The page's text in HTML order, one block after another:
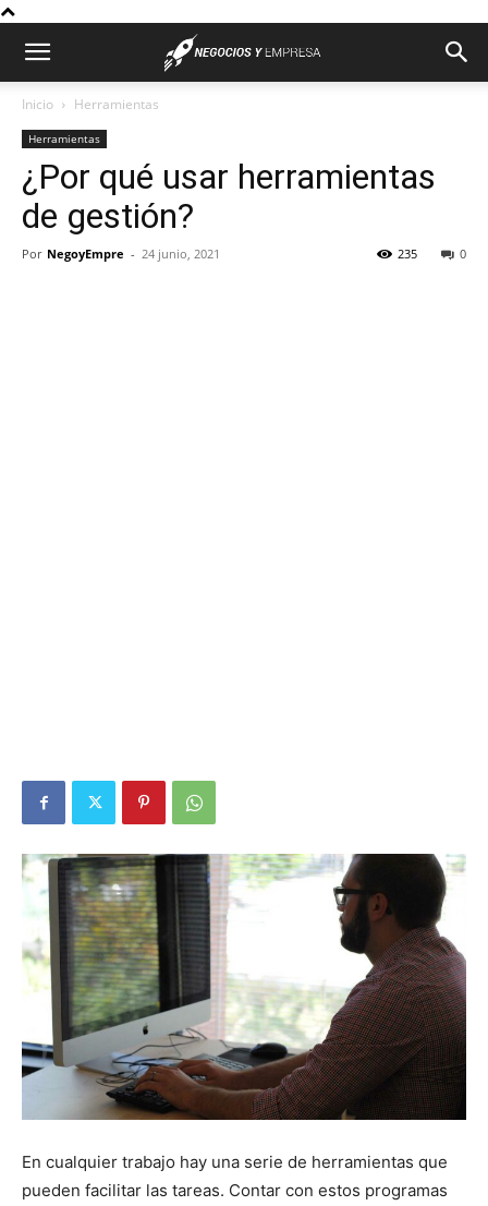
Inicio Herramientas
Herramientas
¿Por qué usar herramientas
de gestión?
Por NegoyEmpre - 24 junio, 2021 0
235
En cualquier trabajo hay una serie de herramientas que
pueden facilitar las tareas. Contar con estos programas